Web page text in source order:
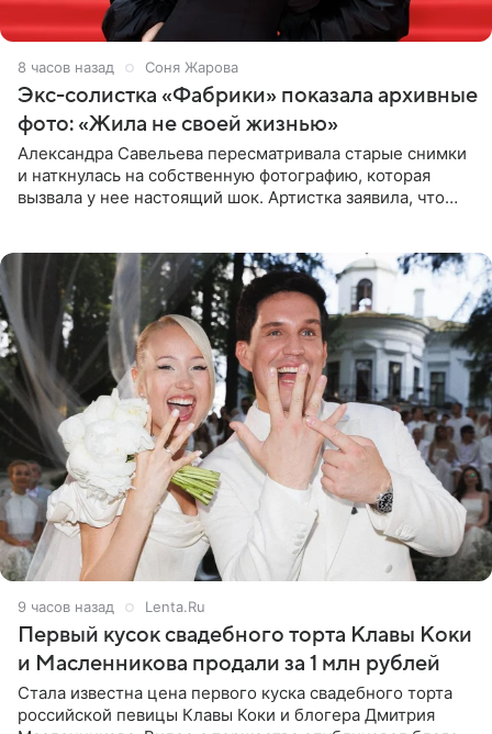
8 часов назад Соня Жарова
Экс-солистка «Фабрики» показала архивные
фото: «Жила не своей жизнью»
Александра Савельева пересматривала старые снимки
и наткнулась на собственную фотографию, которая
вызвала у нее настоящий шок. Артистка заявила, что
9 часов назад Lenta.Ru
Первый кусок свадебного торта Клавы Коки
и Масленникова продали за 1 млн рублей
Стала известна цена первого куска свадебного торта
российской певицы Клавы Коки и блогера Дмитрия